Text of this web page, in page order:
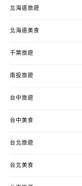
北海道旅遊
北海道美食
千葉旅遊
南投旅遊
台中旅遊
台中美食
台北旅遊
台北美食